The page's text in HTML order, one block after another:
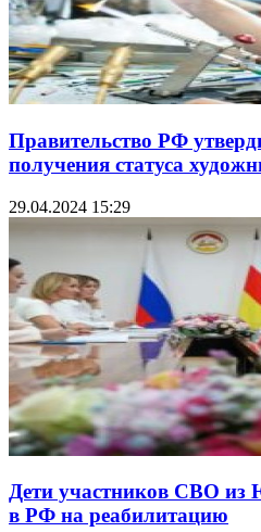
Правительство РФ
получения статуса
29.04.2024 15:29
Дети участников СВО из
в РФ на реабилитацию